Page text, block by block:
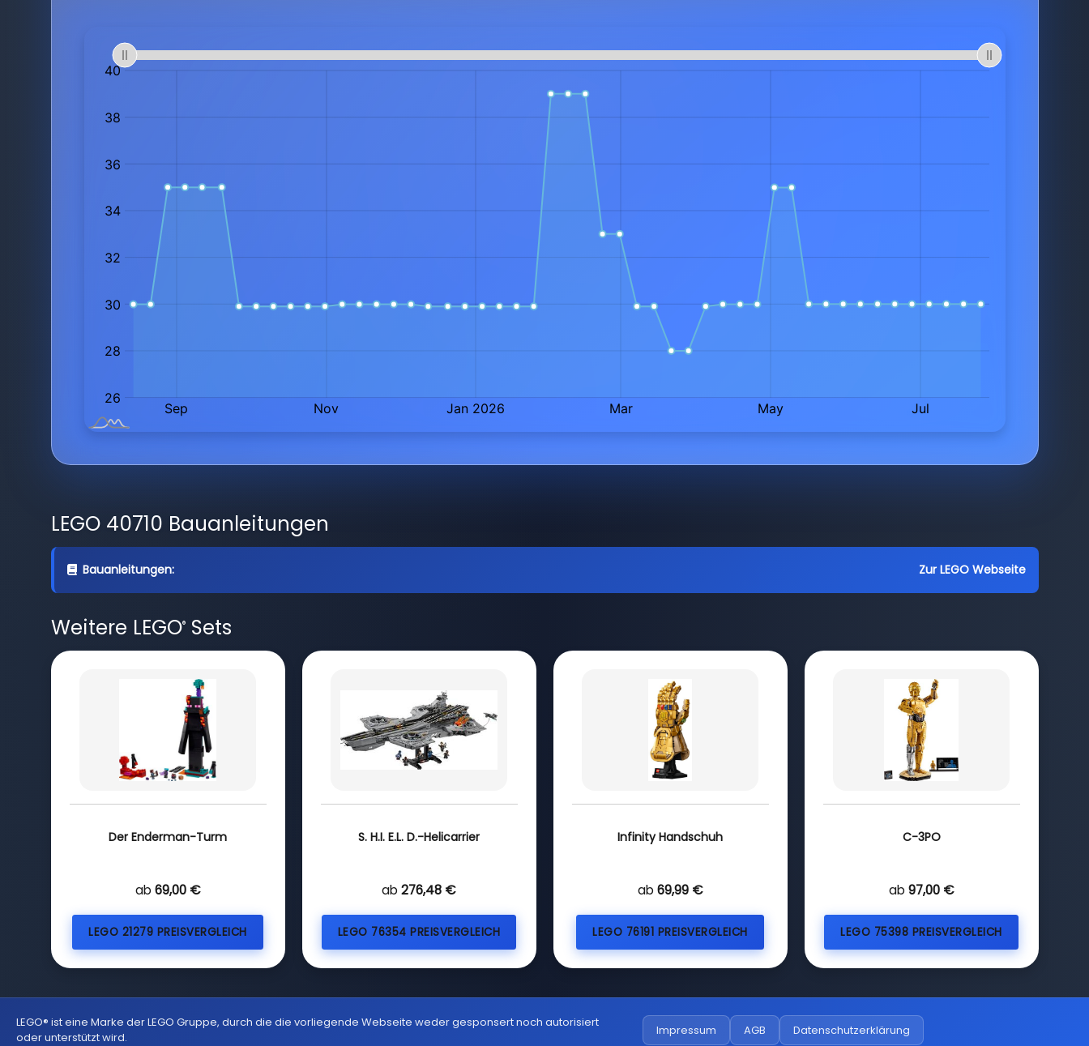
LEGO 40710 Bauanleitungen
Bauanleitungen: Zur LEGO Webseite
Weitere LEGO®Sets
Der Enderman-Turm
ab 69,00 €
LEGO 21279 PREISVERGLEICH
S. H.I. E.L. D.-Helicarrier
ab 276,48 €
LEGO 76354 PREISVERGLEICH
Infinity Handschuh
ab 69,99 €
LEGO 76191 PREISVERGLEICH
C-3PO
ab 97,00 €
LEGO 75398 PREISVERGLEICH
LEGO® ist eine Marke der LEGO Gruppe, durch die die vorliegende Webseite weder gesponsert noch autorisiert
oder unterstützt wird.
Impressum AGB Datenschutzerklärung